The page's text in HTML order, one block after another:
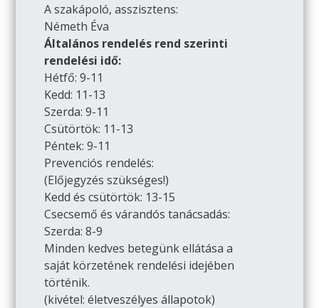
A szakápoló, asszisztens:
Németh Éva
Általános rendelés rend szerinti
rendelési idő:
Hétfő: 9-11
Kedd: 11-13
Szerda: 9-11
Csütörtök: 11-13
Péntek: 9-11
Prevenciós rendelés:
(Előjegyzés szükséges!)
Kedd és csütörtök: 13-15
Csecsemő és várandós tanácsadás:
Szerda: 8-9
Minden kedves betegünk ellátása a
saját körzetének rendelési idejében
történik.
(kivétel: életveszélyes állapotok)